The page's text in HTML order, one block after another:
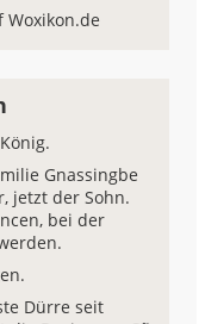
Woxikon.de
Gnassingbe
jetzt der Sohn.
bei der
Dürre seit